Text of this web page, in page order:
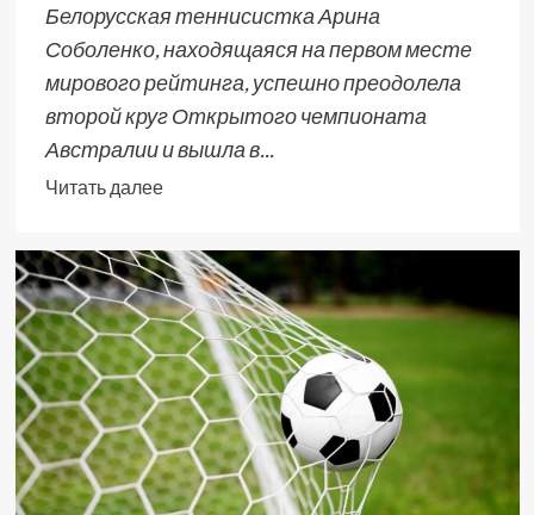
Белорусская теннисистка Арина
Соболенко, находящаяся на первом месте
мирового рейтинга, успешно преодолела
второй круг Открытого чемпионата
Австралии и вышла в...
Читать далее